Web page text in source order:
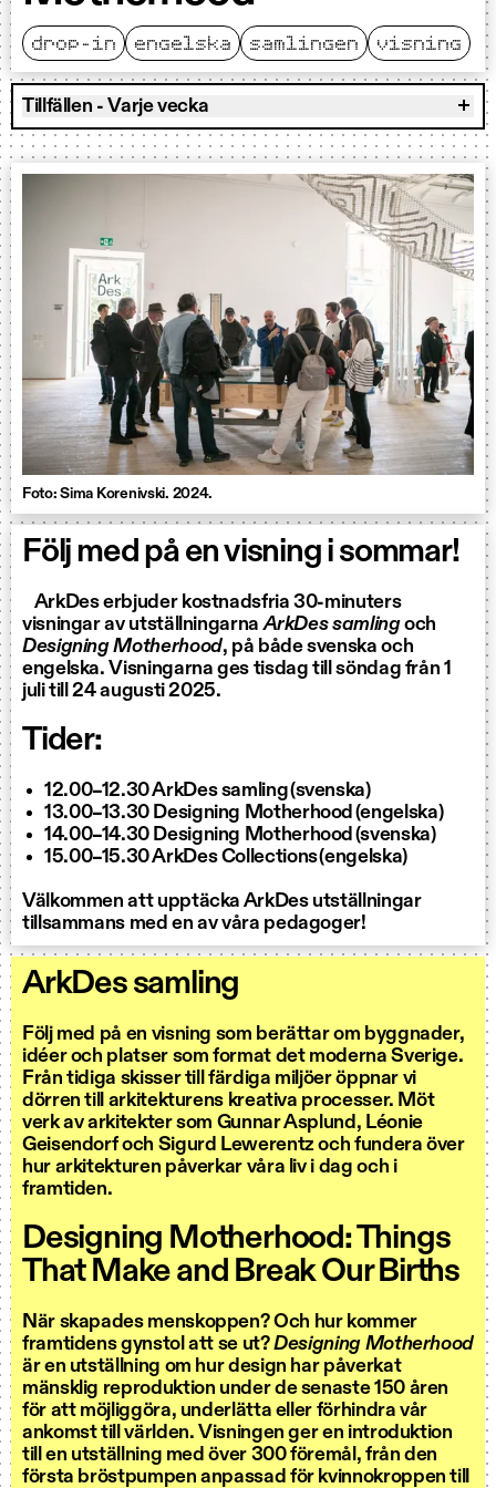
drop-in engelska samlingen visning
Tillfällen - Varje vecka
Foto: Sima Korenivski. 2024.
Följ med på en visning i sommar!
ArkDes erbjuder kostnadsfria 30-minuters
visningar av utställningarnaArkDes samlingoch
Designing Motherhood, på både svenska och
engelska. Visningarna ges tisdag till söndag från 1
juli till 24 augusti 2025.
Tider:
12.00–12.30 ArkDes samling (svenska)
13.00–13.30 Designing Motherhood (engelska)
14.00–14.30 Designing Motherhood (svenska)
15.00–15.30 ArkDes Collections (engelska)
Välkommen att upptäcka ArkDes utställningar
tillsammans med en av våra pedagoger!
ArkDes samling
Följ med på en visning som berättar om byggnader,
idéer och platser som format det moderna Sverige.
Från tidiga skisser till färdiga miljöer öppnar vi
dörren till arkitekturens kreativa processer. Möt
verk av arkitekter som Gunnar Asplund, Léonie
Geisendorf och Sigurd Lewerentz och fundera över
hur arkitekturen påverkar våra liv i dag och i
framtiden.
Designing Motherhood: Things
That Make and Break Our Births
När skapades menskoppen? Och hur kommer
framtidens gynstol att se ut?Designing Motherhood
är en utställning om hur design har påverkat
mänsklig reproduktion under de senaste 150 åren
för att möjliggöra, underlätta eller förhindra vår
ankomst till världen. Visningen ger en introduktion
till en utställning med över 300 föremål, från den
första bröstpumpen anpassad för kvinnokroppen till